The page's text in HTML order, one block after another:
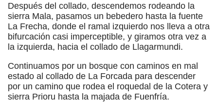
Después del collado, descendemos rodeando la
sierra Mala, pasamos un bebedero hasta la fuente
La Frecha, donde el ramal izquierdo nos lleva a otra
bifurcación casi imperceptible, y giramos otra vez a
la izquierda, hacia el collado de Llagarmundi.
Continuamos por un bosque con caminos en mal
estado al collado de La Forcada para descender
por un camino que rodea el roquedal de la Cotera y
sierra Prioru hasta la majada de Fuenfría.